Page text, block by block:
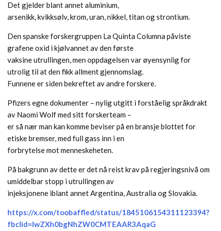
Det gjelder blant annet aluminium,
arsenikk, kvikksølv, krom, uran, nikkel, titan og strontium.
Den spanske forskergruppen La Quinta Columna påviste
grafene oxid i kjølvannet av den første
vaksine utrullingen, men oppdagelsen var øyensynlig for
utrolig til at den fikk allment gjennomslag.
Funnene er siden bekreftet av andre forskere.
Pfizers egne dokumenter – nylig utgitt i forståelig språkdrakt
av Naomi Wolf med sitt forskerteam –
er så nær man kan komme beviser på en bransje blottet for
etiske bremser, med full gass inn i en
forbrytelse mot menneskeheten.
På bakgrunn av dette er det nå reist krav på regjeringsnivå om
umiddelbar stopp i utrullingen av
injeksjonene iblant annet Argentina, Australia og Slovakia.
https://x.com/toobaffled/status/1845106154311123394?
fbclid=IwZXh0bgNhZW0CMTEAAR3AqaG